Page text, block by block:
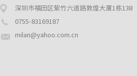
深圳市福田区紫竹六道路敦煌大厦1栋13B
0755-83169187
milan@yahoo.com.cn